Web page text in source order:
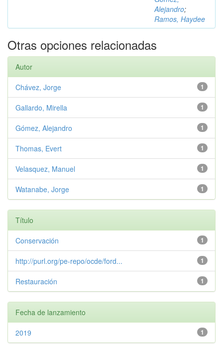
Alejandro;
Ramos, Haydee
Otras opciones relacionadas
Autor
1
Chávez, Jorge
1
Gallardo, Mirella
1
Gómez, Alejandro
1
Thomas, Evert
1
Velasquez, Manuel
1
Watanabe, Jorge
Título
1
Conservación
1
http://purl.org/pe-repo/ocde/ford...
1
Restauración
Fecha de lanzamiento
1
2019